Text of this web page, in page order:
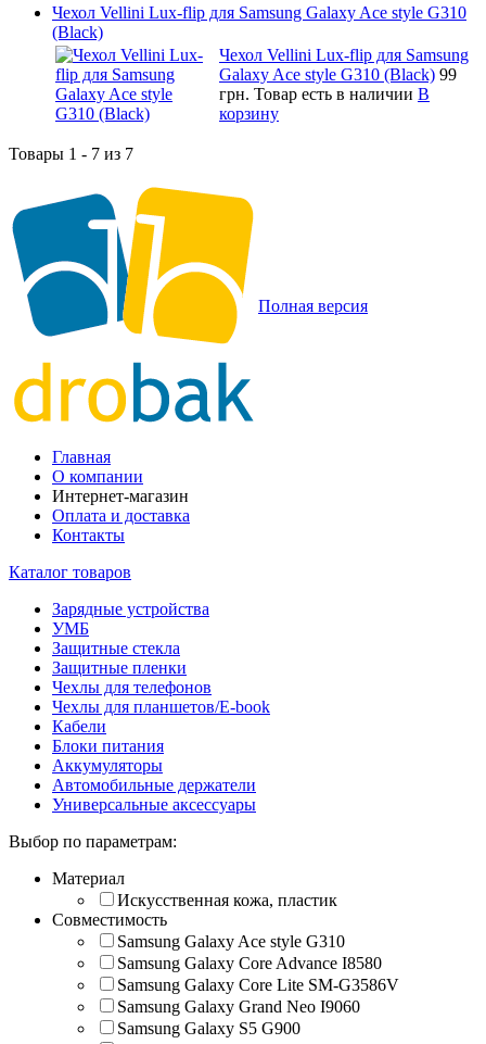
Чехол Vellini Lux-flip для Samsung Galaxy Ace style G310
(Black)
Чехол Vellini Lux-flip для Samsung
Galaxy Ace style G310 (Black) 99
грн. Товар есть в наличии В
корзину
Товары 1 - 7 из 7
Полная версия
Главная
О компании
Интернет-магазин
Оплата и доставка
Контакты
Каталог товаров
Зарядные устройства
УМБ
Защитные стекла
Защитные пленки
Чехлы для телефонов
Чехлы для планшетов/E-book
Кабели
Блоки питания
Аккумуляторы
Автомобильные держатели
Универсальные аксессуары
Выбор по параметрам:
Материал
Искусственная кожа, пластик
Совместимость
Samsung Galaxy Ace style G310
Samsung Galaxy Core Advance I8580
Samsung Galaxy Core Lite SM-G3586V
Samsung Galaxy Grand Neo I9060
Samsung Galaxy S5 G900